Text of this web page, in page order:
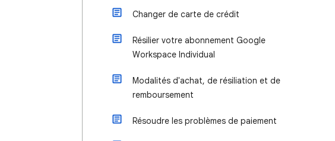
Changer de carte de crédit
Résilier votre abonnement Google
Workspace Individual
Modalités d'achat, de résiliation et de
remboursement
Résoudre les problèmes de paiement